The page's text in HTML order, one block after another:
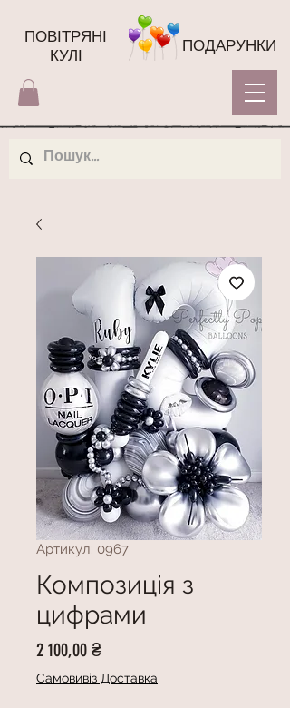
ПОВІТРЯНІ
КУЛІ
ПОДАРУНКИ
Артикул: 0967
Композиція з
цифрами
2 100,00 ₴Ціна
Самовивіз Доставка